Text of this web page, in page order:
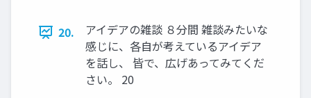
20.
アイデアの雑談 ８分間 雑談みたいな
感じに、各自が考えているアイデア
を話し、 皆で、広げあってみてくだ
さい。 20